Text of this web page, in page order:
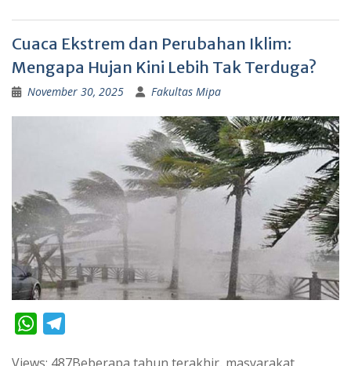
Cuaca Ekstrem dan Perubahan Iklim:
Mengapa Hujan Kini Lebih Tak Terduga?
November 30, 2025 Fakultas Mipa
W